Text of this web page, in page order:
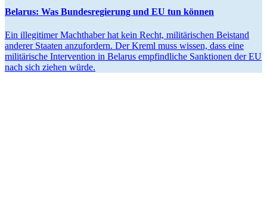
Belarus: Was Bundes­re­gierung und EU tun können
Ein illegi­timer Macht­haber hat kein Recht, militä­ri­schen Beistand
anderer Staaten anzufordern. Der Kreml muss wissen, dass eine
militä­rische Inter­vention in Belarus empfind­liche Sanktionen der EU
nach sich ziehen würde.